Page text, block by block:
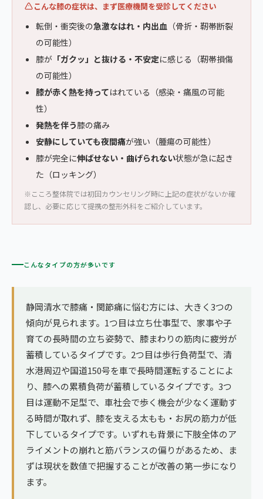
こんな膝の症状は、まず医療機関を受診してください
転倒・衝突後の急激なはれ・内出血 （骨折・靭帯断裂
の可能性）
膝が 「ガクッ」と抜ける・不安定に感じる（靭帯損傷
の可能性）
膝が赤く熱を持ってはれている（感染・痛風の可能
性）
発熱を伴う膝の痛み
安静にしていても夜間痛が強い（腫瘍の可能性）
膝が完全に伸ばせない・曲げられない状態が急に起き
た（ロッキング）
※こころ整体院では初回カウンセリング時に上記の症状がないか確
認し、必要に応じて提携の整形外科をご紹介しています。
こんなタイプの方が多いです
静岡清水で膝痛・関節痛に悩む方には、大きく3つの
傾向が見られます。1つ目は立ち仕事型で、家事や子
育ての長時間の立ち姿勢で、膝まわりの筋肉に疲労が
蓄積しているタイプです。2つ目は歩行負荷型で、清
水港周辺や国道150号を車で長時間運転することによ
り、膝への累積負荷が蓄積しているタイプです。3つ
目は運動不足型で、車社会で歩く機会が少なく運動す
る時間が取れず、膝を支える太もも・お尻の筋力が低
下しているタイプです。いずれも背景に下肢全体のア
ライメントの崩れと筋バランスの偏りがあるため、ま
ずは現状を数値で把握することが改善の第一歩になり
ます。